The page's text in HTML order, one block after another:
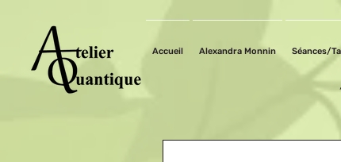
Accueil Alexandra Monnin Séances/